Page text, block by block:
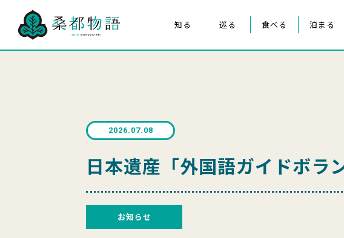
知る
桑都物語について
クイズ de ポスター
巡る
八王子まつり
食べる 泊まる
2026.07.08
日本遺産「外国語ガイドボラ
お知らせ